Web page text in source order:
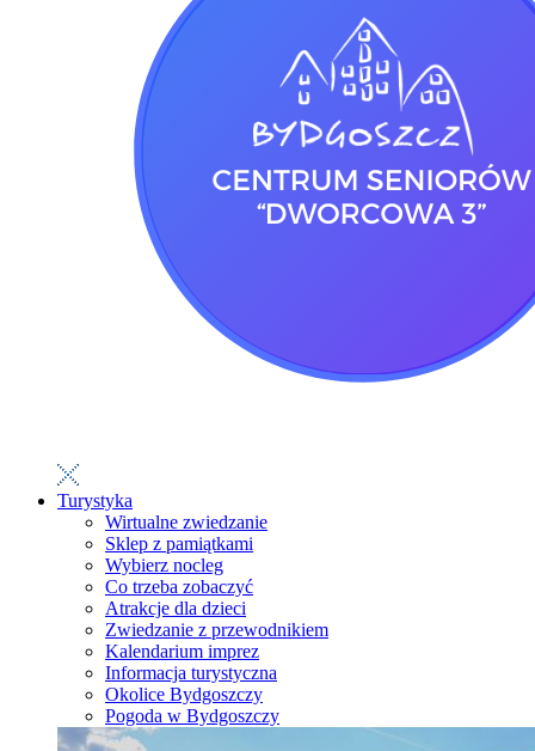
Turystyka
Wirtualne zwiedzanie
Sklep z pamiątkami
Wybierz nocleg
Co trzeba zobaczyć
Atrakcje dla dzieci
Zwiedzanie z przewodnikiem
Kalendarium imprez
Informacja turystyczna
Okolice Bydgoszczy
Pogoda w Bydgoszczy